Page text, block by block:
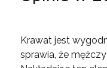
Krawat jest
sprawia, że